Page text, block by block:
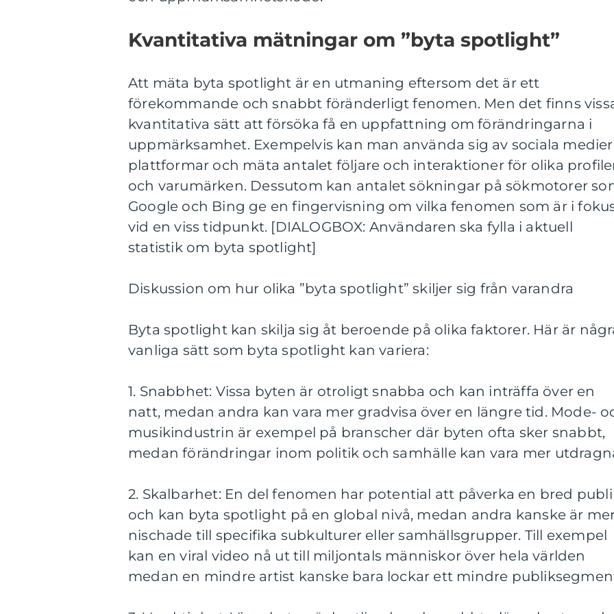
Kvantitativa mätningar om ”byta spotlight”
Att mäta byta spotlight är en utmaning eftersom det är ett
förekommande och snabbt föränderligt fenomen. Men det finns
kvantitativa sätt att försöka få en uppfattning om förändringarna i
uppmärksamhet. Exempelvis kan man använda sig av sociala
plattformar och mäta antalet följare och interaktioner för olika
och varumärken. Dessutom kan antalet sökningar på sökmotorer
Google och Bing ge en fingervisning om vilka fenomen som är i
vid en viss tidpunkt. [DIALOGBOX: Användaren ska fylla i aktuell
statistik om byta spotlight]
Diskussion om hur olika ”byta spotlight” skiljer sig från varandra
Byta spotlight kan skilja sig åt beroende på olika faktorer. Här är
vanliga sätt som byta spotlight kan variera:
1. Snabbhet: Vissa byten är otroligt snabba och kan inträffa över en
natt, medan andra kan vara mer gradvisa över en längre tid. Mode-
musikindustrin är exempel på branscher där byten ofta sker snabbt,
medan förändringar inom politik och samhälle kan vara mer
2. Skalbarhet: En del fenomen har potential att påverka en bred
och kan byta spotlight på en global nivå, medan andra kanske är
nischade till specifika subkulturer eller samhällsgrupper. Till exempel
kan en viral video nå ut till miljontals människor över hela världen
medan en mindre artist kanske bara lockar ett mindre